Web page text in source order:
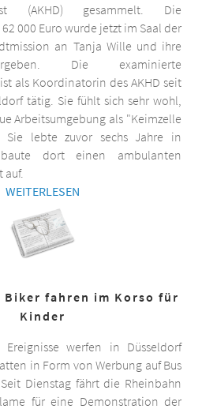
(AKHD) gesammelt. Die
000 Euro wurde jetzt im Saal der
an Tanja Wille und ihre
Die examinierte
als Koordinatorin des AKHD seit
tätig. Sie fühlt sich sehr wohl,
Arbeitsumgebung als "Keimzelle
Sie lebte zuvor sechs Jahre in
dort einen ambulanten
auf.
WEITERLESEN
Biker fahren im Korso für
Kinder
Ereignisse werfen in Düsseldorf
in Form von Werbung auf Bus
Dienstag fährt die Rheinbahn
für eine Demonstration der